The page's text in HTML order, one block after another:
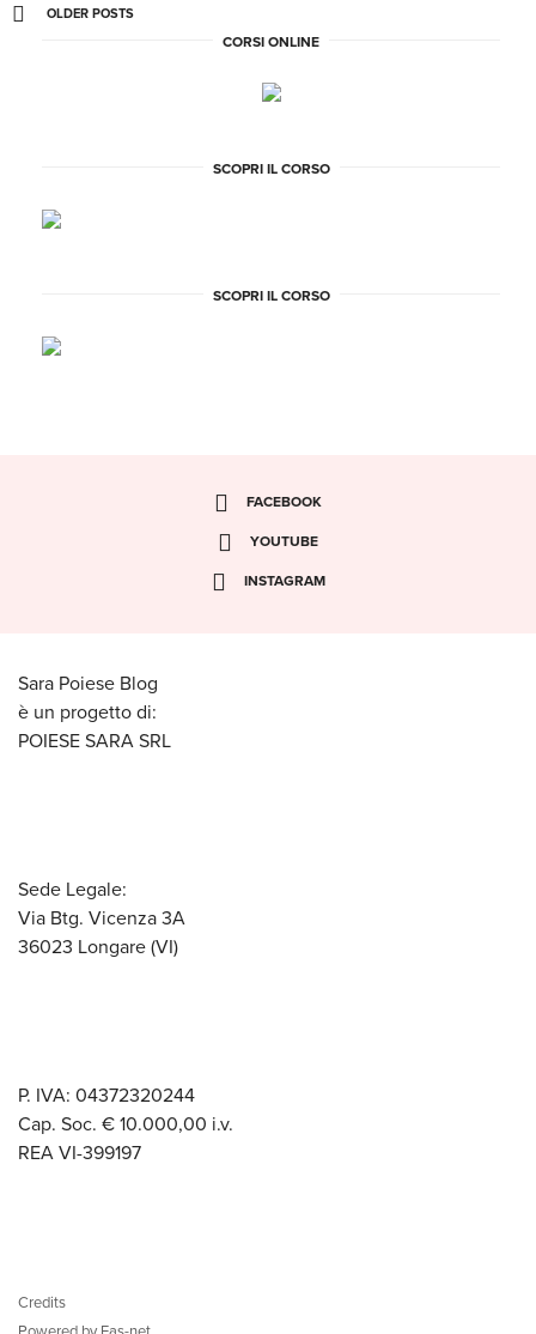
OLDER POSTS
CORSI ONLINE
SCOPRI IL CORSO
SCOPRI IL CORSO
FACEBOOK
YOUTUBE
INSTAGRAM
Sara Poiese Blog
è un progetto di:
POIESE SARA SRL
Sede Legale:
Via Btg. Vicenza 3A
36023 Longare (VI)
P. IVA: 04372320244
Cap. Soc. € 10.000,00 i.v.
REA VI-399197
Credits